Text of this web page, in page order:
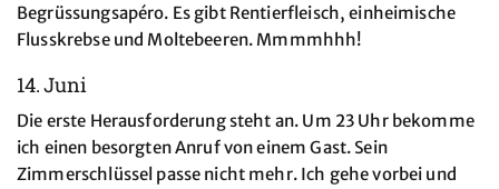
Begrüssungsapéro. Es gibt Rentierfleisch, einheimische
Flusskrebse und Moltebeeren. Mmmmhhh!
14. Juni
Die erste Herausforderung steht an. Um 23 Uhr bekomme
ich einen besorgten Anruf von einem Gast. Sein
Zimmerschlüssel passe nicht mehr. Ich gehe vorbei und